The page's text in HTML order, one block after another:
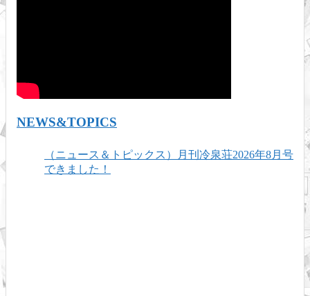
NEWS&TOPICS
（ニュース＆トピックス）月刊冷泉荘2026年8月号
できました！